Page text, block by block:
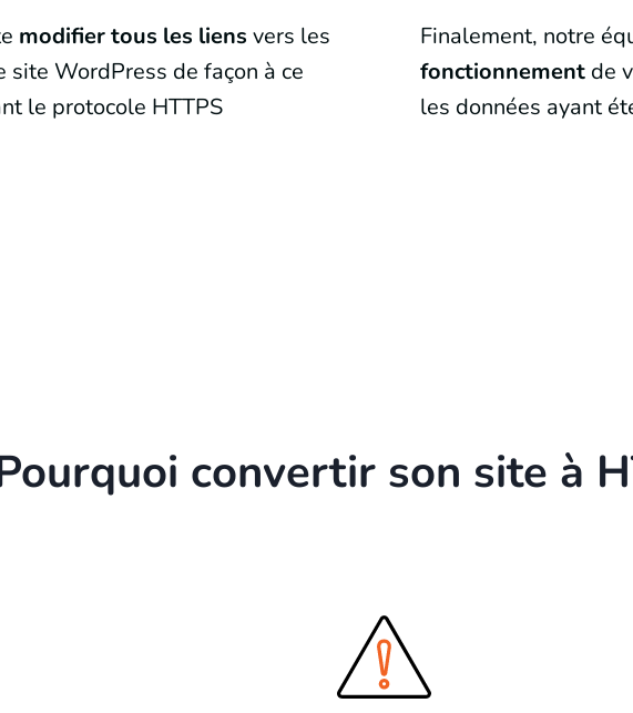
modifier tous les liens vers les
site WordPress de façon à ce
le protocole HTTPS
Finalement, notre
fonctionnement de
les données ayant
convertir son site à